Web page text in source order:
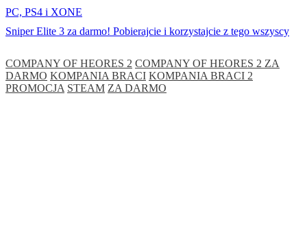
PC, PS4 i XONE
Sniper Elite 3 za darmo! Pobierajcie i korzystajcie z tego wszyscy
COMPANY OF HEORES 2 COMPANY OF HEORES 2 ZA
DARMO KOMPANIA BRACI KOMPANIA BRACI 2
PROMOCJA STEAM ZA DARMO